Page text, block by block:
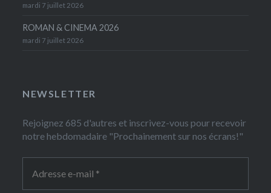
mardi 7 juillet 2026
ROMAN & CINEMA 2026
mardi 7 juillet 2026
NEWSLETTER
Rejoignez 685 d'autres et inscrivez-vous pour recevoir
notre hebdomadaire "Prochainement sur nos écrans!"